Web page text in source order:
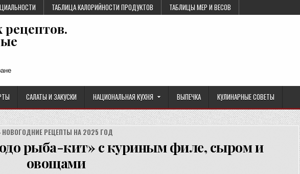
ТАБЛИЦА КАЛОРИЙНОСТИ ПРОДУКТОВ ТАБЛИЦЫ МЕР И ВЕСОВ
САЛАТЫ И ЗАКУСКИ НАЦИОНАЛЬНАЯ КУХНЯ ВЫПЕЧКА КУЛИНАРНЫЕ СОВЕТЫ
НОВОГОДНИЕ РЕЦЕПТЫ НА 2025 ГОД
рыба-кит» с куриным филе, сыром и
овощами